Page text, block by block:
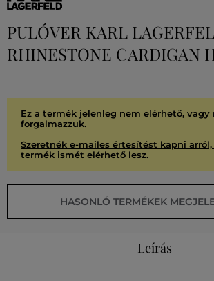
PULÓVER KARL
RHINESTONE CARDIGAN
Ez a termék jelenleg nem elérhető, vagy
forgalmazzuk.
Szeretnék e-mailes értesítést kapni
termék ismét elérhető lesz.
HASONLÓ TERMÉKEK
Leírás